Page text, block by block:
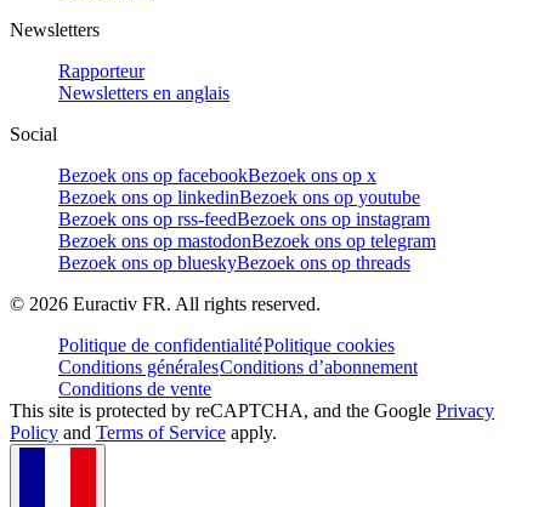
Newsletters
Rapporteur
Newsletters en anglais
Social
Bezoek ons op facebookBezoek ons op x
Bezoek ons op linkedinBezoek ons op youtube
Bezoek ons op rss-feedBezoek ons op instagram
Bezoek ons op mastodonBezoek ons op telegram
Bezoek ons op blueskyBezoek ons op threads
© 2026 Euractiv FR. All rights reserved.
Politique de confidentialitéPolitique cookies
Conditions généralesConditions d’abonnement
Conditions de vente
This site is protected by reCAPTCHA, and the Google Privacy
Policy and Terms of Service apply.